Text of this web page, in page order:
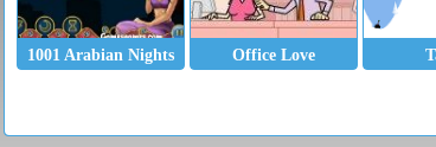
1001 Arabian Nights Office Love